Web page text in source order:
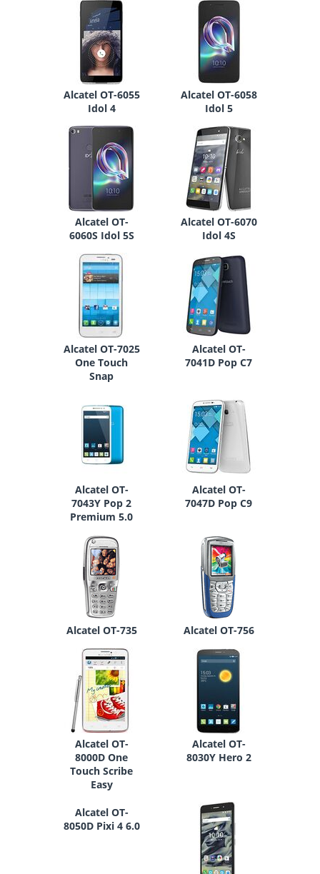
Alcatel OT-6055
Idol 4
Alcatel OT-6058
Idol 5
Alcatel OT-
6060S Idol 5S
Alcatel OT-6070
Idol 4S
Alcatel OT-7025
One Touch
Snap
Alcatel OT-
7041D Pop C7
Alcatel OT-
7043Y Pop 2
Premium 5.0
Alcatel OT-
7047D Pop C9
Alcatel OT-735 Alcatel OT-756
Alcatel OT-
8000D One
Touch Scribe
Easy
Alcatel OT-
8030Y Hero 2
Alcatel OT-
8050D Pixi 4 6.0